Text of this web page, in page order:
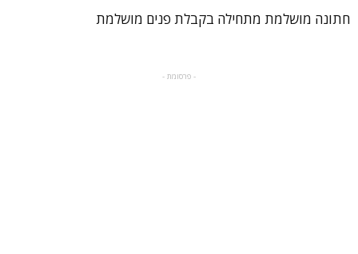
חתונה מושלמת מתחילה בקבלת פנים מושלמת
- פרסומת -